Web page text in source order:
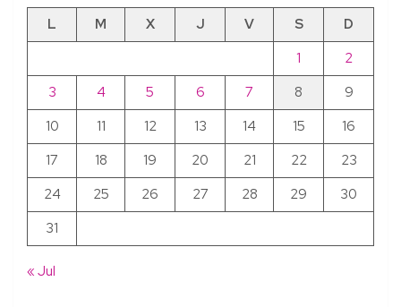
L
M X J V S
D
1
2
3
4 5 6 7 8
9
10
11 12 13 14 15
16
17
18 19 20 21 22
23
24
25 26 27 28 29
30
31
« Jul